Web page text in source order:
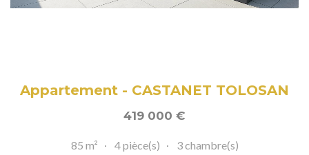
Appartement - CASTANET TOLOSAN
419 000 €
85 m² 4 pièce(s)
3 chambre(s)